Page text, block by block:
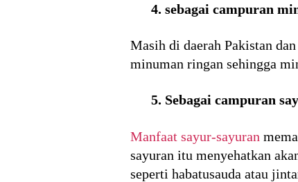
4. sebagai campuran
Masih di daerah Pakistan
minuman ringan sehingga
5. Sebagai campuran
Manfaat sayur-sayuran
sayuran itu menyehatkan
seperti habatusauda atau